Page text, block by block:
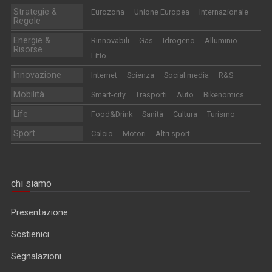
Strategie &
Regole
Eurozona Unione Europea Internazionale
Energie &
Risorse
Rinnovabili Gas Idrogeno
Alluminio
Litio
Innovazione Internet Scienza Social media R&S
Mobilità Smart-city Trasporti Auto Bikenomics
Life Food&Drink Sanità Cultura Turismo
Sport Calcio Motori Altri sport
chi siamo
Presentazione
Sostienici
Segnalazioni